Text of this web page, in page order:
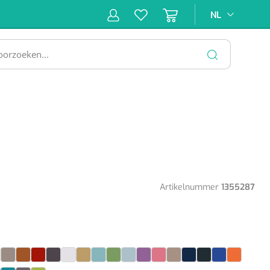
NL
Artikelnummer 1355287
CocosCopper
CoralCoriander
Crystal
CurryEmerald
GrassIce BlueLavendel
Lollipop
LoungeMarine
NeroOceanOranje